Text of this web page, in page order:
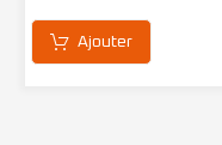
Ajouter